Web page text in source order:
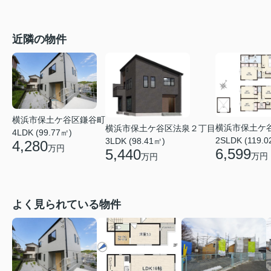
近隣の物件
横浜市保土ケ谷区鎌谷町
4LDK (99.77㎡)
4,280万円
横浜市保土ケ谷区法泉２丁目
3LDK (98.41㎡)
5,440万円
横浜市保土ケ
2SLDK
6,599万円
よく見られている物件